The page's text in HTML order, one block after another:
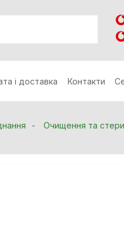
і доставка Контакти
Очищення та